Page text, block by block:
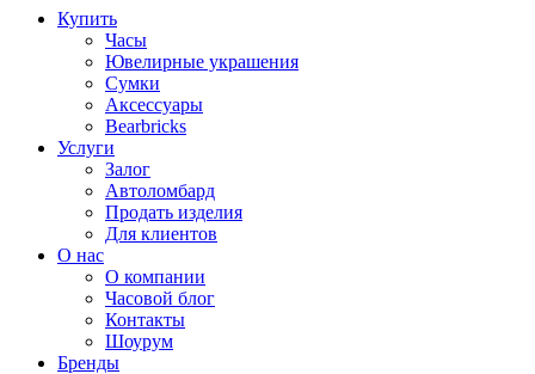
Купить
Часы
Ювелирные украшения
Сумки
Аксессуары
Bearbricks
Услуги
Залог
Автоломбард
Продать изделия
Для клиентов
О нас
О компании
Часовой блог
Контакты
Шоурум
Бренды